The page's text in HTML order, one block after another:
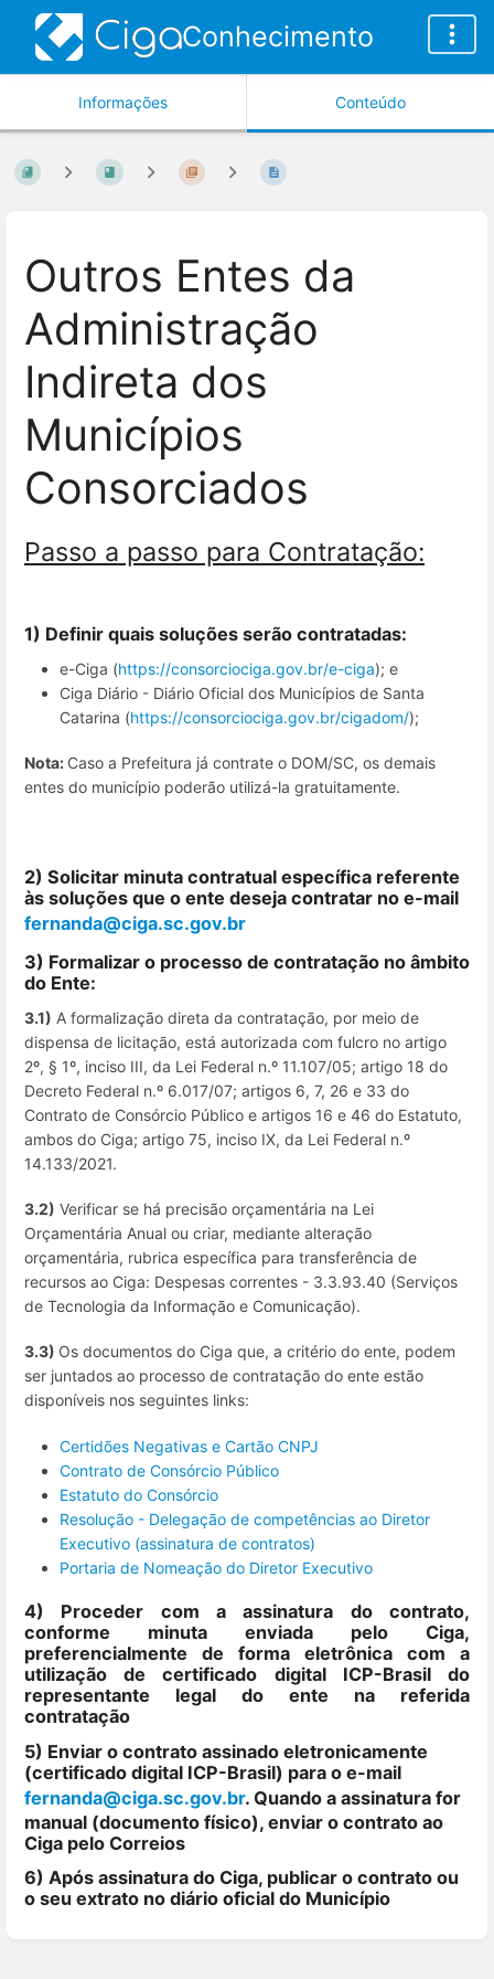
Conhecimento
Informações Conteúdo
Outros Entes da
Administração
Indireta dos
Municípios
Consorciados
Passo a passo para Contratação:
1) Definir quais soluções serão contratadas:
e-Ciga (https://consorciociga.gov.br/e-ciga); e
Ciga Diário - Diário Oficial dos Municípios de Santa
Catarina (https://consorciociga.gov.br/cigadom/);
Nota: Caso a Prefeitura já contrate o DOM/SC, os demais
entes do município poderão utilizá-la gratuitamente.
2) Solicitar minuta contratual específica referente
às soluções que o ente deseja contratar no e-mail
fernanda@ciga.sc.gov.br
3) Formalizar o processo de contratação no âmbito
do Ente:
3.1) A formalização direta da contratação, por meio de
dispensa de licitação, está autorizada com fulcro no artigo
2º, § 1º, inciso III, da Lei Federal n.º 11.107/05; artigo 18 do
Decreto Federal n.º 6.017/07; artigos 6, 7, 26 e 33 do
Contrato de Consórcio Público e artigos 16 e 46 do Estatuto,
ambos do Ciga; artigo 75, inciso IX, da Lei Federal n.º
14.133/2021.
3.2) Verificar se há precisão orçamentária na Lei
Orçamentária Anual ou criar, mediante alteração
orçamentária, rubrica específica para transferência de
recursos ao Ciga: Despesas correntes - 3.3.93.40 (Serviços
de Tecnologia da Informação e Comunicação).
3.3) Os documentos do Ciga que, a critério do ente, podem
ser juntados ao processo de contratação do ente estão
disponíveis nos seguintes links:
Certidões Negativas e Cartão CNPJ
Contrato de Consórcio Público
Estatuto do Consórcio
Resolução - Delegação de competências ao Diretor
Executivo (assinatura de contratos)
Portaria de Nomeação do Diretor Executivo
4) Proceder com a assinatura do contrato,
conforme minuta enviada pelo Ciga,
preferencialmente de forma eletrônica com a
utilização de certificado digital ICP-Brasil do
representante legal do ente na referida
contratação
5) Enviar o contrato assinado eletronicamente
(certificado digital ICP-Brasil) para o e-mail
fernanda@ciga.sc.gov.br. Quando a assinatura for
manual (documento físico), enviar o contrato ao
Ciga pelo Correios
6) Após assinatura do Ciga, publicar o contrato ou
o seu extrato no diário oficial do Município